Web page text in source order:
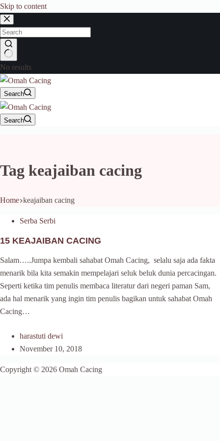
Skip to content
No results
Search
Search
Tag keajaiban cacing
Home keajaiban cacing
Serba Serbi
15 KEAJAIBAN CACING
Salam…..Jumpa kembali sahabat Omah Cacing, selalu saja ada fakta
menarik bila kita semakin mempelajari seluk beluk dunia percacingan.
Seperti ketika tim penulis membaca literatur dari negeri paman Sam,
ada hal menarik yang ingin tim penulis bagikan untuk sahabat Omah
Cacing…
harastuti dewi
November 10, 2018
Copyright © 2026 Omah Cacing